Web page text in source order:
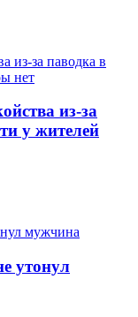
из-за
у жителей
утонул